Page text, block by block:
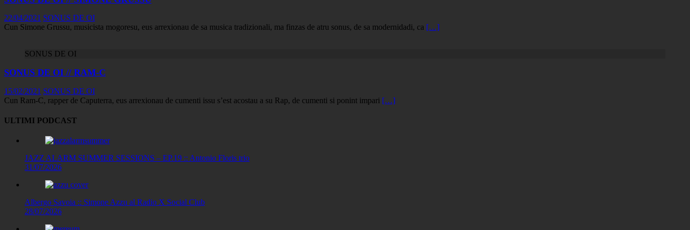
22/04/2021 SONUS DE OI
Cun Simone Grussu, musicista mogoresu, eus arrexionau de sa musica tradizionali, ma finzas de atru sonus, de sa modernidadi, ca […]
SONUS DE OI
SONUS DE OI // RAM-C
15/02/2021 SONUS DE OI
Cun Ram-C, rapper de Caputerra, eus arrexionau de cumenti issu s’est acostau a su Rap, de cumenti si ponint impari […]
ULTIMI PODCAST
JAZZ ALARM SUMMER SESSIONS – EP.19 :: Antonio Floris trio
31/07/2026
Albergo Savoia :: Simone Azzu al Radio X Social Club
28/07/2026